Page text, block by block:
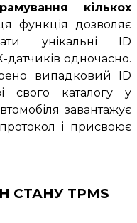
кількох
функція дозволяє
унікальні ID
датчиків одночасно.
випадковий ID
свого каталогу у
завантажує
і присвоює
СТАНУ TPMS